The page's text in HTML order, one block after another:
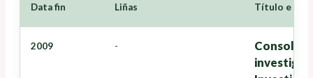
Data fin Liñas Título e
2009 -